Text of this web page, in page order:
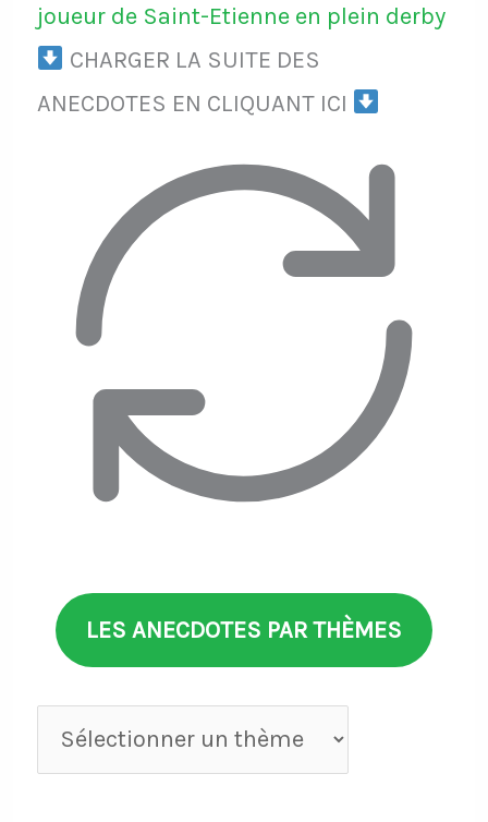
joueur de Saint-Etienne en plein derby
CHARGER LA SUITE DES
ANECDOTES EN CLIQUANT ICI
LES ANECDOTES PAR THÈMES
Anecdotes
par